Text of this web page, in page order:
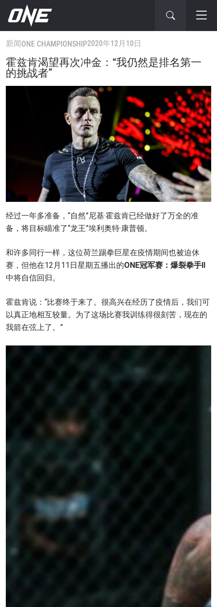
新闻ONE CHAMPIONSHIP2020年12月10日
霍兹肯渴望再次冲金：“我仍然是排名第一
的挑战者”
经过一年多准备，“自然”尼基·霍兹肯已经做好了万全的准
备，将目标瞄准了“龙王”埃利奥特·康普顿。
和许多同行一样，这位荷兰踢拳巨星在疫情期间也被迫休
赛，但他在12月11日星期五播出的ONE冠军赛：爆裂拳手II
中将自信回归。
霍兹肯说：“比赛终于来了。很高兴在经历了疫情后，我们可
以真正地相互较量。为了这场比赛我训练得很刻苦，现在的
我箭在弦上了。”